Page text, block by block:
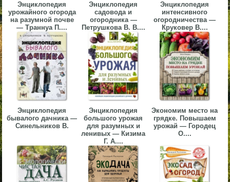
Энциклопедия
урожайного огорода
на разумной почве
— Траннуа П....
Энциклопедия
садовода и
огородника —
Петрушкова В. В....
Энциклопедия
интенсивного
огородничества —
Круковер В....
Энциклопедия
бывалого дачника —
Синельников В.
Энциклопедия
большого урожая
для разумных и
ленивых — Кизима
Г. А....
Экономим место на
грядке. Повышаем
урожай — Городец
О....
▼
▼